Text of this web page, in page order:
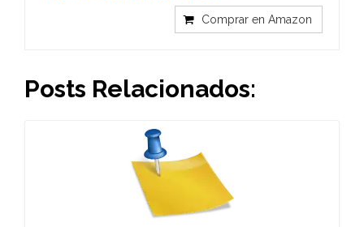
Comprar en Amazon
Posts Relacionados: